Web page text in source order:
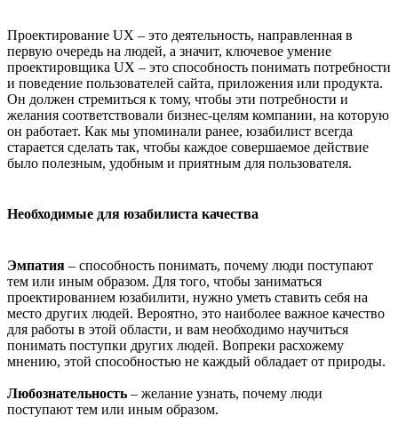
Проектирование UX – это деятельность, направленная в
первую очередь на людей, а значит, ключевое умение
проектировщика UX – это способность понимать потребности
и поведение пользователей сайта, приложения или продукта.
Он должен стремиться к тому, чтобы эти потребности и
желания соответствовали бизнес-целям компании, на которую
он работает. Как мы упоминали ранее, юзабилист всегда
старается сделать так, чтобы каждое совершаемое действие
было полезным, удобным и приятным для пользователя.
Необходимые для юзабилиста качества
Эмпатия – способность понимать, почему люди поступают
тем или иным образом. Для того, чтобы заниматься
проектированием юзабилити, нужно уметь ставить себя на
место других людей. Вероятно, это наиболее важное качество
для работы в этой области, и вам необходимо научиться
понимать поступки других людей. Вопреки расхожему
мнению, этой способностью не каждый обладает от природы.
Любознательность – желание узнать, почему люди
поступают тем или иным образом.